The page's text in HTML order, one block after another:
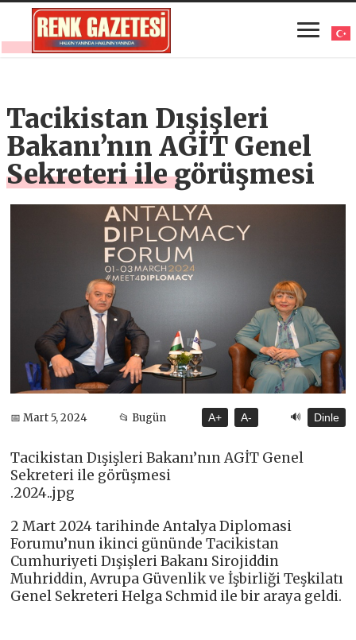
Tacikistan Dışişleri
Bakanı’nın AGİT Genel
Sekreteri ile görüşmesi
📅 Mart 5, 2024 📂 Bugün A+ A- 🔊 Dinle
Tacikistan Dışişleri Bakanı’nın AGİT Genel
Sekreteri ile görüşmesi
.2024..jpg
2 Mart 2024 tarihinde Antalya Diplomasi
Forumu’nun ikinci gününde Tacikistan
Cumhuriyeti Dışişleri Bakanı Sirojiddin
Muhriddin, Avrupa Güvenlik ve İşbirliği Teşkilatı
Genel Sekreteri Helga Schmid ile bir araya geldi.